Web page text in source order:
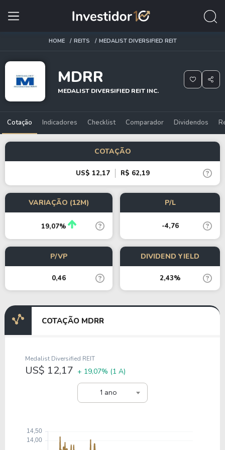
HOME REITS MEDALIST DIVERSIFIED REIT
MDRR
MEDALIST DIVERSIFIED REIT INC.
Cotação Indicadores Checklist Comparador Dividendos
COTAÇÃO
US$ 12,17 R$ 62,19
VARIAÇÃO (12M)
19,07%
P/L
-4,76
P/VP
0,46
DIVIDEND YIELD
2,43%
COTAÇÃO MDRR
1 ano
Medalist Diversified REIT
US$ 12,17 + 19,07% (1 A)